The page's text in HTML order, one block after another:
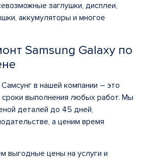
заглушки, дисплеи,
аккумуляторы и многое
Samsung Galaxy по
в нашей компании – это
сроки выполнения любых работ. Мы
деталей до 45 дней,
а ценим время
выгодные цены на услуги и